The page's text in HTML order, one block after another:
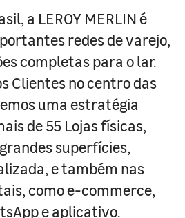
a LEROY MERLIN é
redes de varejo,
completas para o lar.
Clientes no centro das
uma estratégia
de 55 Lojas físicas,
superfícies,
e também nas
como e-commerce,
e aplicativo.